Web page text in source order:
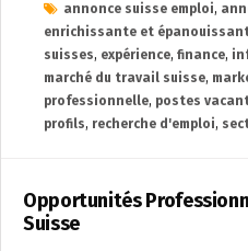
annonce suisse emploi,
enrichissante et
suisses, expérience, finance,
marché du travail suisse,
professionnelle, postes
profils, recherche d'emploi,
Opportunités
Suisse